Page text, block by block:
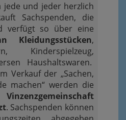
jede und jeder herzlich
Sachspenden, die
verfügt so über eine
Kleidungsstücken,
Kinderspielzeug,
Haushaltswaren.
Verkauf der „Sachen,
machen“ werden die
Vinzenzgemeinschaft
. Sachspenden können